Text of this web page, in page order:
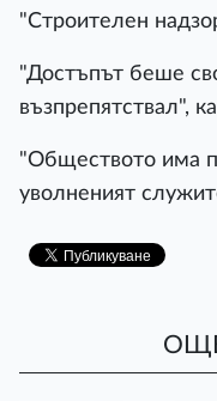
"Строителен
"Достъпът беше
възпрепятствал",
"Обществото има
уволненият